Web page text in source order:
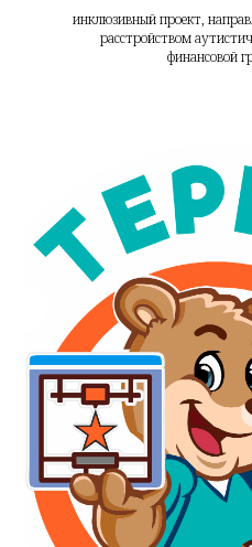
инклюзивный проект,
расстройством
финансовой